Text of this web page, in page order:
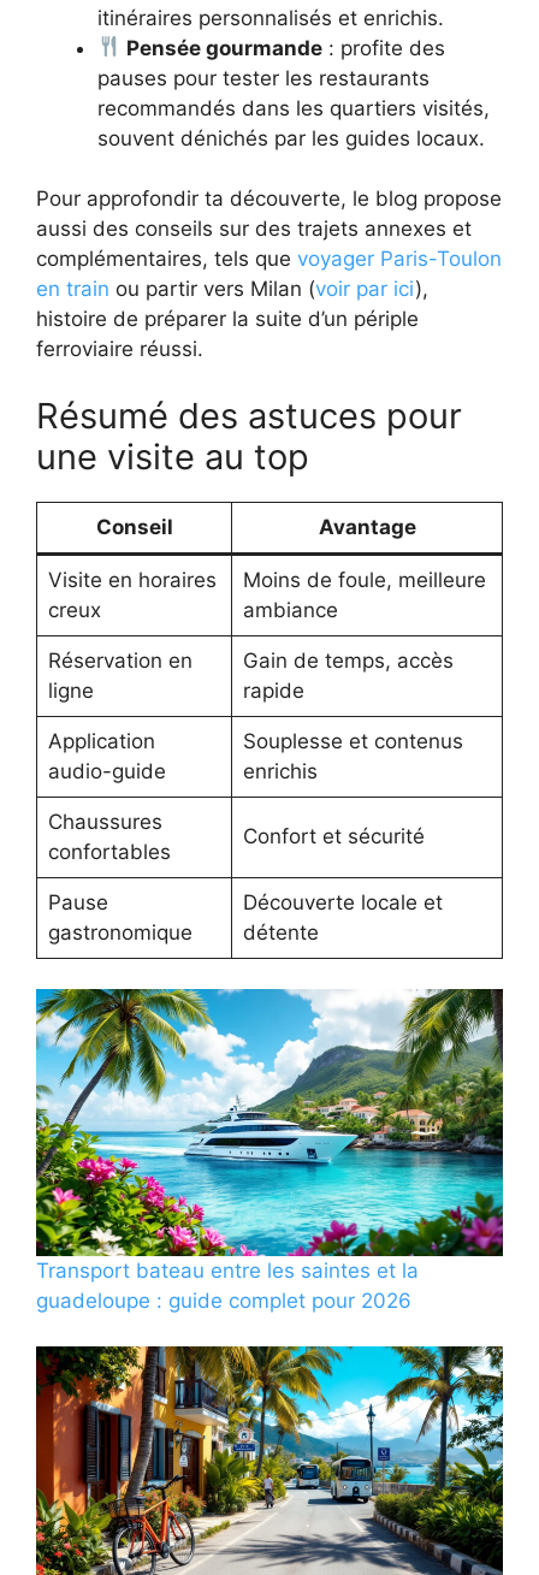
itinéraires personnalisés et enrichis.
Pensée gourmande : profite des
pauses pour tester les restaurants
recommandés dans les quartiers visités,
souvent dénichés par les guides locaux.
Pour approfondir ta découverte, le blog propose
aussi des conseils sur des trajets annexes et
complémentaires, tels que voyager Paris-Toulon
en train ou partir vers Milan (voir par ici),
histoire de préparer la suite d’un périple
ferroviaire réussi.
Résumé des astuces pour
une visite au top
Conseil Avantage
Visite en horaires
creux
Moins de foule, meilleure
ambiance
Réservation en
ligne
Gain de temps, accès
rapide
Application
audio-guide
Souplesse et contenus
enrichis
Chaussures
confortables
Confort et sécurité
Pause
gastronomique
Découverte locale et
détente
Transport bateau entre les saintes et la
guadeloupe : guide complet pour 2026